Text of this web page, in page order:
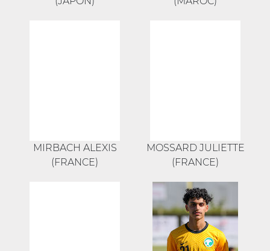
MIRBACH ALEXIS
(FRANCE)
MOSSARD JULIETTE
(FRANCE)